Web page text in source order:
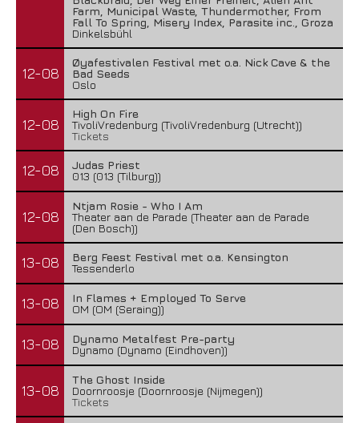
Farm, Municipal Waste, Thundermother, From
Fall To Spring, Misery Index, Parasite inc., Groza
Dinkelsbühl
12-08
Øyafestivalen Festival met o.a. Nick Cave & the
Bad Seeds
Oslo
12-08
High On Fire
TivoliVredenburg (TivoliVredenburg (Utrecht))
Tickets
12-08
Judas Priest
013 (013 (Tilburg))
12-08
Ntjam Rosie - Who I Am
Theater aan de Parade (Theater aan de Parade
(Den Bosch))
13-08
Berg Feest Festival met o.a. Kensington
Tessenderlo
13-08
In Flames + Employed To Serve
OM (OM (Seraing))
13-08
Dynamo Metalfest Pre-party
Dynamo (Dynamo (Eindhoven))
13-08
The Ghost Inside
Doornroosje (Doornroosje (Nijmegen))
Tickets